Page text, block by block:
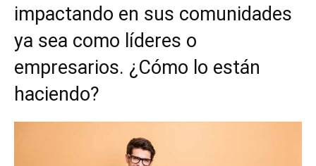
impactando en sus comunidades
ya sea como líderes o
empresarios. ¿Cómo lo están
haciendo?